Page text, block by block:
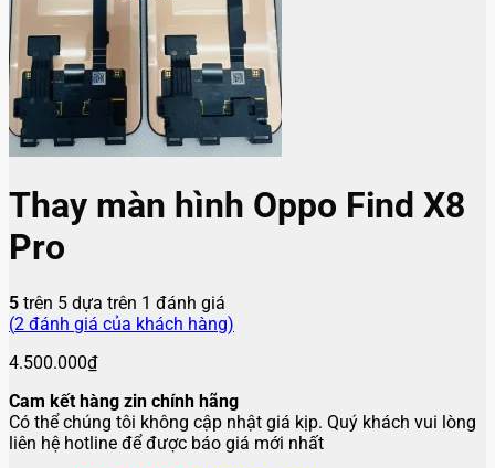
Thay màn hình Oppo Find X8
Pro
5 trên 5 dựa trên 1 đánh giá
(2 đánh giá của khách hàng)
4.500.000₫
Cam kết hàng zin chính hãng
Có thể chúng tôi không cập nhật giá kịp. Quý khách vui lòng
liên hệ hotline để được báo giá mới nhất